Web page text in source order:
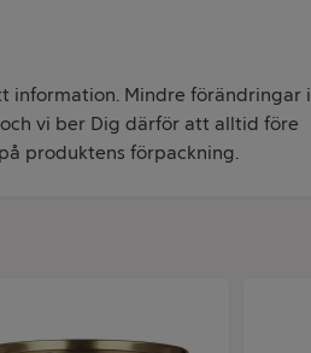
information. Mindre förändringar i
vi ber Dig därför att alltid före
produktens förpackning.